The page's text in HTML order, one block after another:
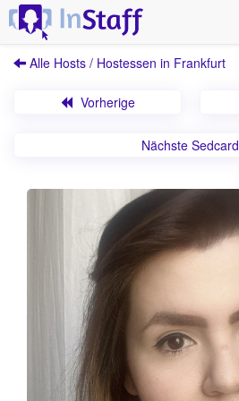
Alle Hosts / Hostessen in Frankfurt
Vorherige
Nächste Sedcard